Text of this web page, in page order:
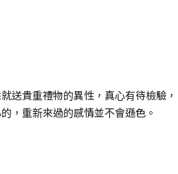
送貴重禮物的異性，真心有待檢驗，
，重新來過的感情並不會遜色。